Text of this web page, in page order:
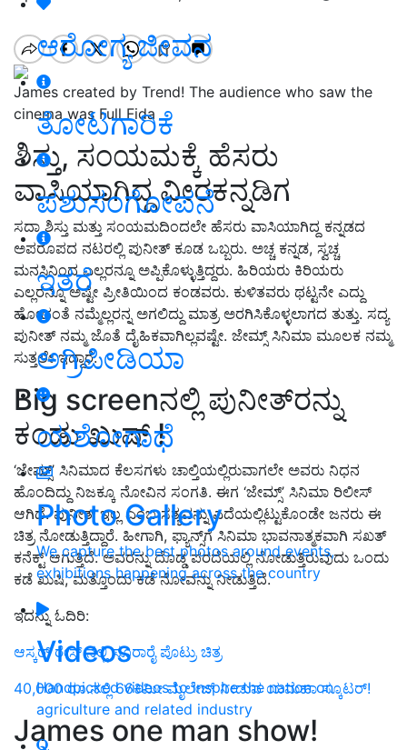
ಆರೋಗ್ಯ ಜೀವನ
ತೋಟಗಾರಿಕೆ
ಪಶುಸಂಗೋಪನೆ
ಇತರೆ
ಅಗ್ರಿಪೀಡಿಯಾ
ಯಶೋಗಾಥೆ
Photo Gallery
We capture the best photos around events,
exhibitions happening across the country
Videos
Handpicked videos to inspire the nation on
agriculture and related industry
James created by Trend! The audience who saw the
cinema was Full Fida
ಶಿಸ್ತು, ಸಂಯಮಕ್ಕೆ ಹೆಸರು
ವಾಸಿಯಾಗಿದ್ದ ವೀರಕನ್ನಡಿಗ
ಸದಾ ಶಿಸ್ತು ಮತ್ತು ಸಂಯಮದಿಂದಲೇ ಹೆಸರು ವಾಸಿಯಾಗಿದ್ದ ಕನ್ನಡದ
ಅಪರೂಪದ ನಟರಲ್ಲಿ ಪುನೀತ್‌ ಕೂಡ ಒಬ್ಬರು. ಅಚ್ಚ ಕನ್ನಡ, ಸ್ವಚ್ಚ
ಮನಸಿನಿಂದ ಎಲ್ಲರನ್ನೂ ಅಪ್ಪಿಕೊಳ್ಳುತ್ತಿದ್ದರು. ಹಿರಿಯರು ಕಿರಿಯರು
ಎಲ್ಲರನ್ನೂ ಅಷ್ಟೇ ಪ್ರೀತಿಯಿಂದ ಕಂಡವರು. ಕುಳಿತವರು ಥಟ್ಟನೇ ಎದ್ದು
ಹೋದಂತೆ ನಮ್ಮೆಲ್ಲರನ್ನ ಅಗಲಿದ್ದು ಮಾತ್ರ ಅರಗಿಸಿಕೊಳ್ಳಲಾಗದ ತುತ್ತು. ಸದ್ಯ
ಪುನೀತ್‌ ನಮ್ಮ ಜೊತೆ ದೈಹಿಕವಾಗಿಲ್ಲವಷ್ಟೇ. ಜೇಮ್ಸ್‌ ಸಿನಿಮಾ ಮೂಲಕ ನಮ್ಮ
ಸುತ್ತಲೇ ಇದ್ದಾರೆ.
Big screenನಲ್ಲಿ ಪುನೀತ್‌ರನ್ನು
ಕಂಡು ಖುಷ್‌ !
‘ಜೇಮ್ಸ್​’ ಸಿನಿಮಾದ ಕೆಲಸಗಳು ಚಾಲ್ತಿಯಲ್ಲಿರುವಾಗಲೇ ಅವರು ನಿಧನ
ಹೊಂದಿದ್ದು ನಿಜಕ್ಕೂ ನೋವಿನ ಸಂಗತಿ. ಈಗ ‘ಜೇಮ್ಸ್’ ಸಿನಿಮಾ ರಿಲೀಸ್
ಆಗಿದೆ. ಪುನೀತ್​ ಇಲ್ಲ ಎಂಬ ಸತ್ಯವನ್ನು ಎದೆಯಲ್ಲಿಟ್ಟುಕೊಂಡೇ ಜನರು ಈ
ಚಿತ್ರ ನೋಡುತ್ತಿದ್ದಾರೆ. ಹೀಗಾಗಿ, ಫ್ಯಾನ್ಸ್​ಗೆ ಸಿನಿಮಾ ಭಾವನಾತ್ಮಕವಾಗಿ ಸಖತ್​
ಕನೆಕ್ಟ್​ ಆಗುತ್ತಿದೆ. ಅವರನ್ನು ದೊಡ್ಡ ಪರದೆಯಲ್ಲಿ ನೋಡುತ್ತಿರುವುದು ಒಂದು
ಕಡೆ ಖುಷಿ, ಮತ್ತೊಂದು ಕಡೆ ನೋವನ್ನು ನೀಡುತ್ತಿದೆ.
ಇದನ್ನು ಓದಿರಿ:
ಆಸ್ಕರ್ ರೇಸ್ ನಲ್ಲಿ ಸೂರಾರೈ ಪೊಟ್ರು ಚಿತ್ರ
40,000 ರೂ.ನಲ್ಲಿ 66ಕಿಮೀ ಮೈಲೇಜ್ ನೀಡುವ ಯಮಹಾ ಸ್ಕೂಟರ್!
James one man show!